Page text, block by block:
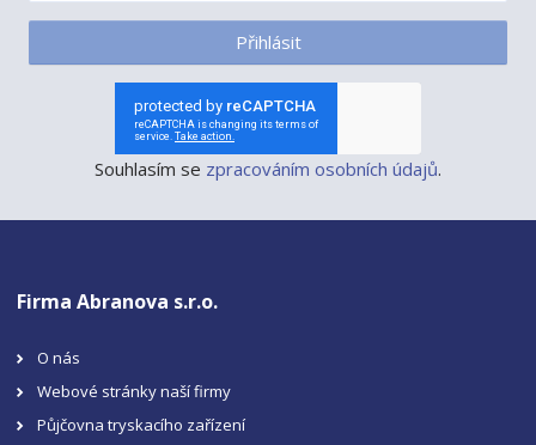
Přihlásit
Souhlasím se zpracováním osobních údajů.
Firma Abranova s.r.o.
O nás
Webové stránky naší firmy
Půjčovna tryskacího zařízení